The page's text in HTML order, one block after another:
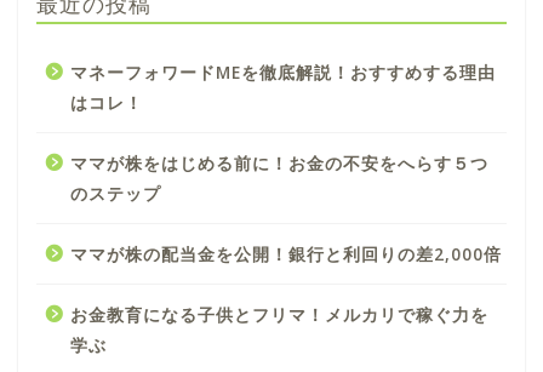
マネーフォワードMEを徹底解説！おすすめする理由
はコレ！
ママが株をはじめる前に！お金の不安をへらす５つ
のステップ
ママが株の配当金を公開！銀行と利回りの差2,000倍
お金教育になる子供とフリマ！メルカリで稼ぐ力を
学ぶ